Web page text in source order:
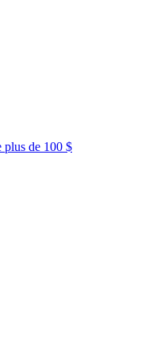
plus de 100 $